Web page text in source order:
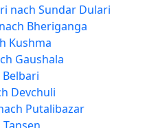
nach Sundar Dulari
Bheriganga
Kushma
Gaushala
Devchuli
Putalibazar